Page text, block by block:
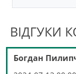
ВІДГУКИ
Богдан